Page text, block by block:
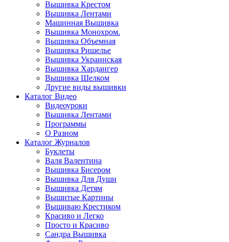
Вышивка Крестом
Вышивка Лентами
Машинная Вышивка
Вышивка Монохром.
Вышивка Объемная
Вышивка Ришелье
Вышивка Украинская
Вышивка Хардангер
Вышивка Шелком
Другие виды вышивки
Каталог Видео
Видеоуроки
Вышивка Лентами
Программы
О Разном
Каталог Журналов
Буклеты
Валя Валентина
Вышивка Бисером
Вышивка Для Души
Вышивка Детям
Вышитые Картины
Вышиваю Крестиком
Красиво и Легко
Просто и Красиво
Сандра Вышивка